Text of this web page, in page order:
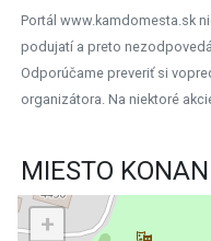
Portál www.kamdomesta.sk
podujatí a preto
Odporúčame preveriť si
organizátora. Na niektoré
MIESTO
+